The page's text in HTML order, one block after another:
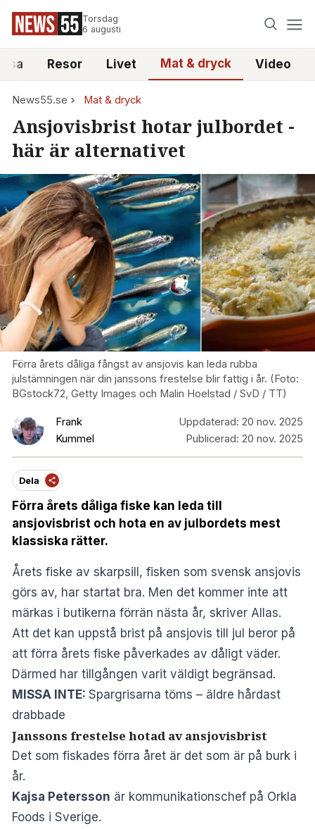
Torsdag
6 augusti
Resor Livet Mat & dryck Video
News55.se Mat & dryck
Ansjovisbrist hotar julbordet -
här är alternativet
Förra årets dåliga fångst av ansjovis kan leda rubba
julstämningen när din janssons frestelse blir fattig i år. (Foto:
BGstock72, Getty Images och Malin Hoelstad / SvD / TT)
Frank
Kummel
Uppdaterad: 20 nov. 2025
Publicerad: 20 nov. 2025
Dela
Förra årets dåliga fiske kan leda till
ansjovisbrist och hota en av julbordets mest
klassiska rätter.
Årets fiske av skarpsill, fisken som svensk ansjovis
görs av, har startat bra. Men det kommer inte att
märkas i butikerna förrän nästa år, skriver Allas.
Att det kan uppstå brist på ansjovis till jul beror på
att förra årets fiske påverkades av dåligt väder.
Därmed har tillgången varit väldigt begränsad.
MISSA INTE: Spargrisarna töms – äldre hårdast
drabbade
Janssons frestelse hotad av ansjovisbrist
Det som fiskades förra året är det som är på burk i
år.
Kajsa Petersson är kommunikationschef på Orkla
Foods i Sverige.